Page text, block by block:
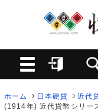
ホーム 日本硬貨 近代
(1914年) 近代貨幣シリー